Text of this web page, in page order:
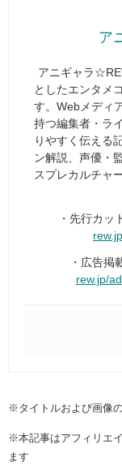
ア
アニギャラ
としたエンタメ
す。Webメディ
持つ編集者・ラ
りやすく伝える
ン解説、声優・
スプレカルチャ
・先行カッ
・広告掲
rew.jp/
※タイトルおよび画像
※本記事はアフィリエ
ます